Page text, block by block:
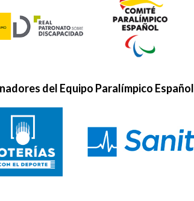
del Equipo Paralímpico Español